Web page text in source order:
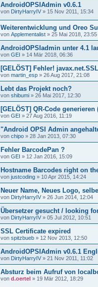
AndroidOPSIAdmin v0.6.1
von DirtyHarryIV » 15 Nov 2011, 15:34
Weiterentwicklung und Oreo
von Applementalist » 25 Mai 2018, 23:55
AndroidOPSIadmin unter 4.1
von GEI » 14 Mär 2018, 06:36
[GELÖST] Fehler!
von martin_esp » 26 Aug 2017, 21:08
Lebt das Projekt noch?
von shibumi » 26 Mai 2017, 12:30
[GELÖST] QR-Code
von GEI » 27 Aug 2016, 11:19
"Android OPSI Admin
von chipo » 28 Jan 2013, 07:30
Fehler BarcodePan ?
von GEI » 12 Jan 2016, 15:09
Hostname Barcodes right on
von justcoding » 10 Apr 2015, 14:24
Neuer Name, Neues Logo,
von DirtyHarryIV » 26 Jun 2014, 12:04
Übersetzer gesucht / looking
von DirtyHarryIV » 05 Jul 2012, 10:51
SSL Certificate expired
von spitzbueb » 12 Nov 2013, 12:50
AndroidOPSIAdmin v0.6.1
von DirtyHarryIV » 21 Nov 2011, 11:02
Absturz beim Aufruf von
von d.oertel » 19 Mär 2012, 18:29